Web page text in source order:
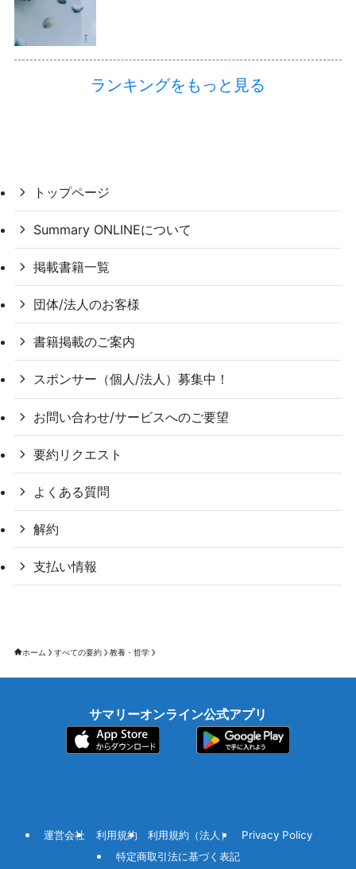
ランキングをもっと見る
トップページ
Summary ONLINEについて
掲載書籍一覧
団体/法人のお客様
書籍掲載のご案内
スポンサー（個人/法人）募集中！
お問い合わせ/サービスへのご要望
要約リクエスト
よくある質問
解約
支払い情報
ホーム すべての要約 教養・哲学
サマリーオンライン公式アプリ
運営会社 利用規約 利用規約（法人）
Privacy Policy
特定商取引法に基づく表記